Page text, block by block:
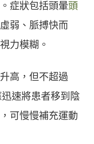
症狀包括頭暈頭
弱、脈搏快而
力模糊。
高，但不超過
速將患者移到陰
可慢慢補充運動